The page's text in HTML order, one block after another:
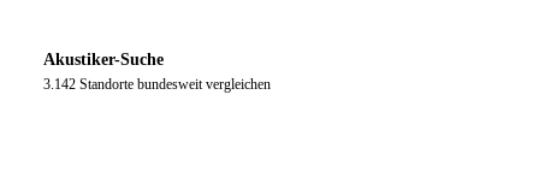
Akustiker-Suche
3.142 Standorte bundesweit vergleichen